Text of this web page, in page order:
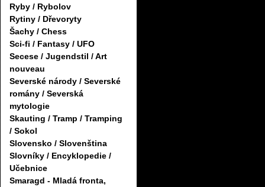
Ryby / Rybolov
Rytiny / Dřevoryty
Šachy / Chess
Sci-fi / Fantasy / UFO
Secese / Jugendstil / Art
nouveau
Severské národy / Severské
romány / Severská
mytologie
Skauting / Tramp / Tramping
/ Sokol
Slovensko / Slovenština
Slovníky / Encyklopedie /
Učebnice
Smaragd - Mladá fronta,